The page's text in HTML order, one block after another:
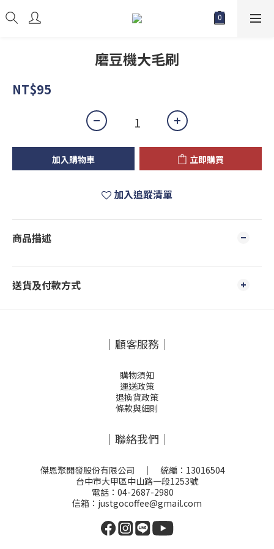
磨豆機大毛刷
NT$95
加入購物車 立即購買
加入追蹤清單
商品描述
送貨及付款方式
｜顧客服務｜
購物須知
運送政策
退換貨政策
條款與細則
｜聯絡我們｜
傑恩聚開發股份有限公司 ｜ 統編：13016504
台中市大甲區中山路一段1253號
電話：04-2687-2980
信箱：justgocoffee@gmail.com